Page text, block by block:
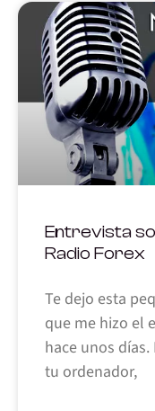
Entrevista
Radio Forex
Te dejo esta
que me hizo el
hace unos
tu ordenador,